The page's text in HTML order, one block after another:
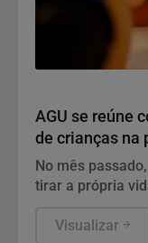
AGU se reúne
de crianças na
No mês
tirar a própria
Visualizar